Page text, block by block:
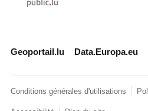
Geoportail.lu Data.Europa.eu
Conditions générales d'utilisations